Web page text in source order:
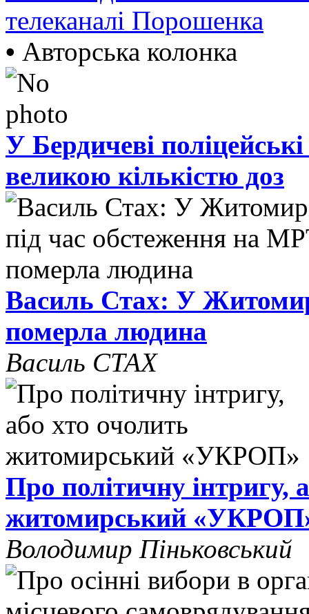
телеканалі Порошенка
• Авторська колонка
У Бердичеві
великою кількістю доз
Василь Стах: У
померла людина
Василь СТАХ
Про політичну інтригу,
житомирський
Володимир Піньковський